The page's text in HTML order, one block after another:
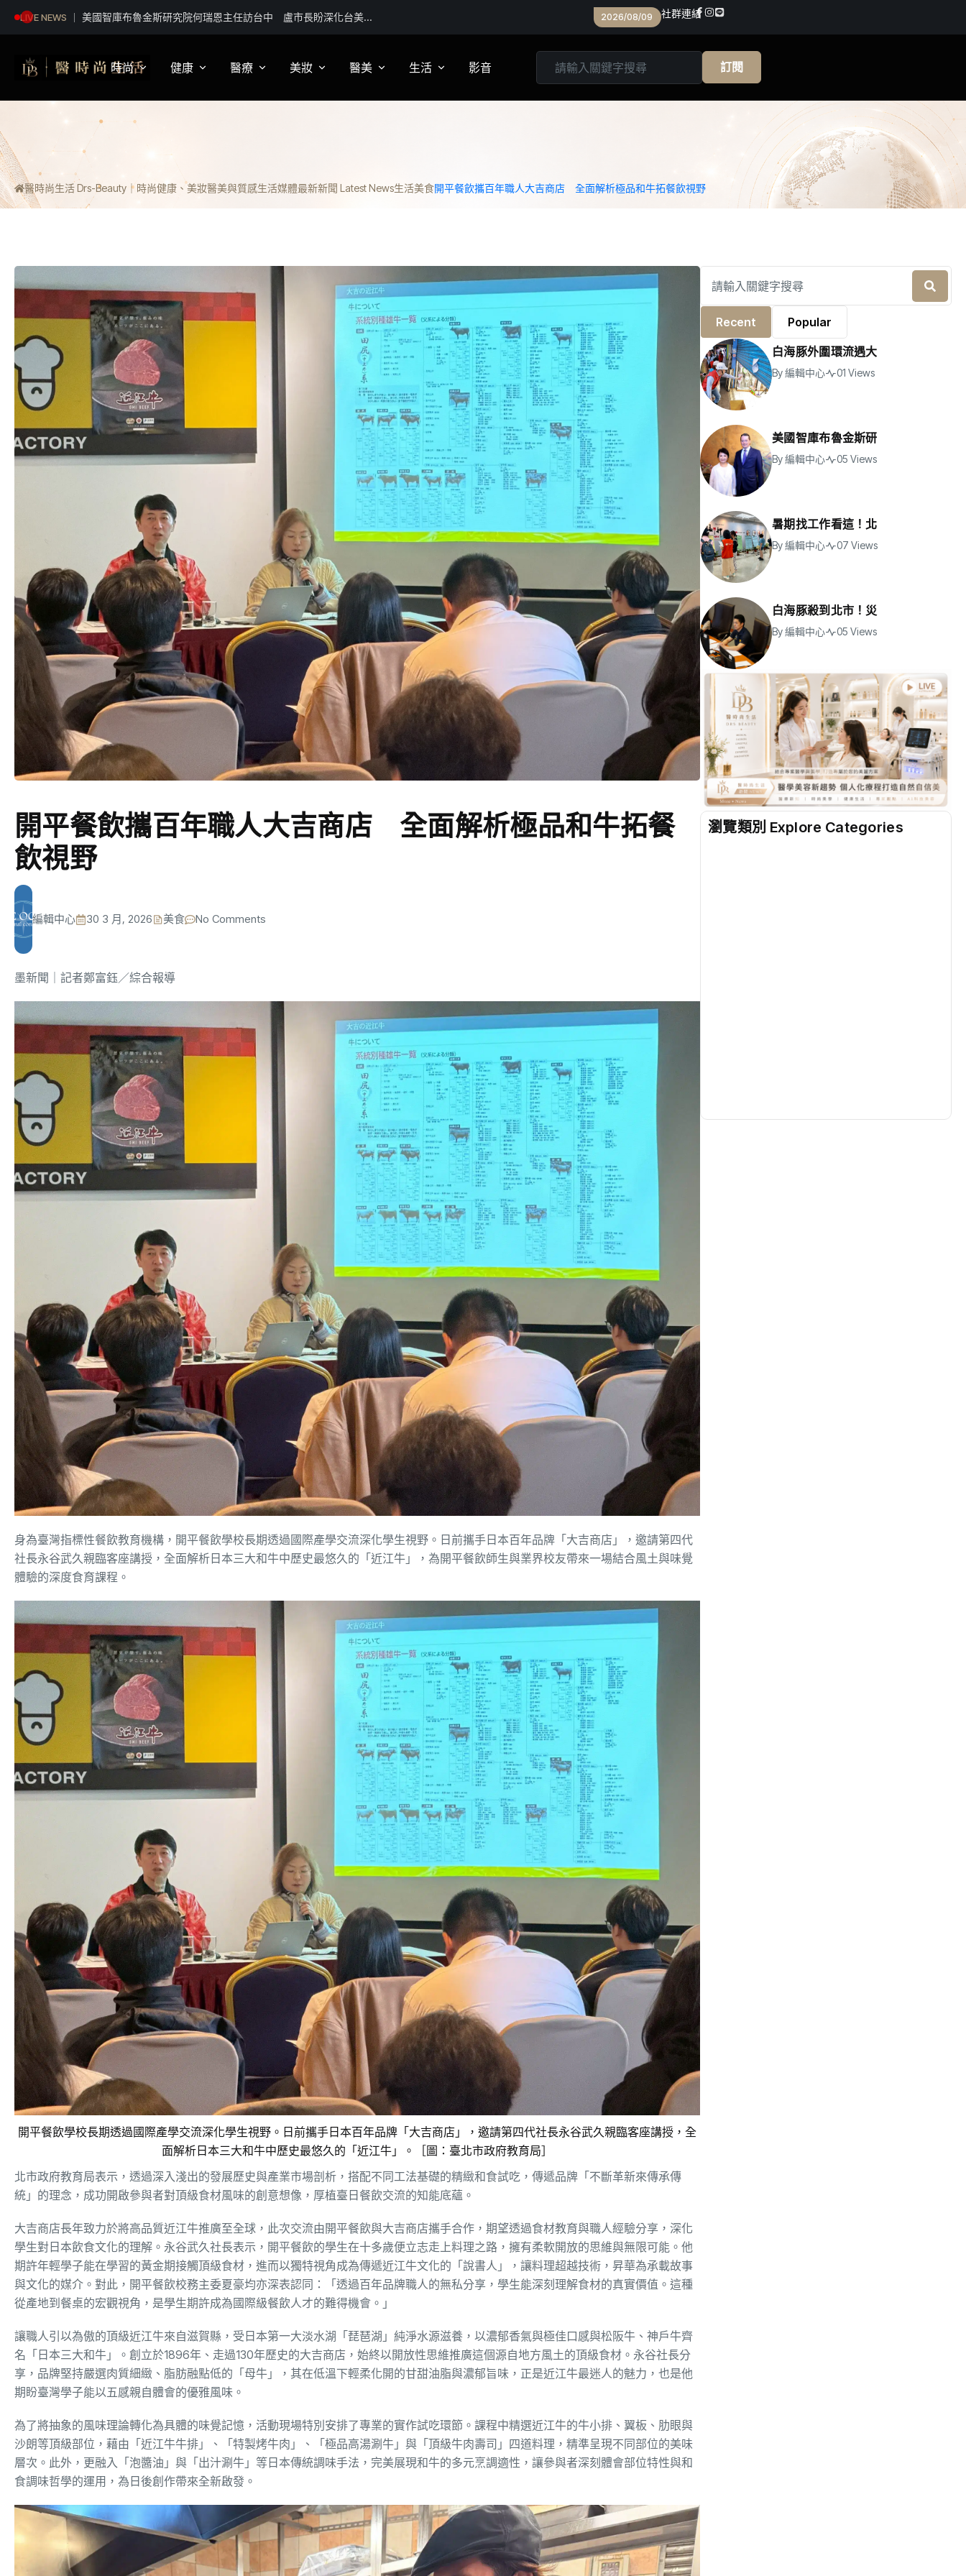
LIVE NEWS 暑期找工作看這！北市8/11起連4天徵才 逾580職缺最高6萬元 2026/08/09 社群連結
時尚
影視娛樂
潮流趨勢
流行文化
健康
營養
醫療
醫師訪談
美妝
專家建議
醫美
醫美實測
生活
旅遊
親子文教
影音 訂閱
醫時尚生活 Drs-Beauty｜時尚健康、美妝醫美與質感生活媒體最新新聞 Latest News生活美食開平餐飲攜百年職人大吉商店 全面解析極品和牛拓餐飲視野
開平餐飲攜百年職人大吉商店 全面解析極品和牛拓餐
飲視野
編輯中心 30 3 月, 2026 美食 No Comments
墨新聞 ｜記者鄭富鈺／綜合報導
身為臺灣指標性餐飲教育機構，開平餐飲學校長期透過國際產學交流深化學生視野。日前攜手日本百年品牌「大吉商店」，邀請第四代
社長永谷武久親臨客座講授，全面解析日本三大和牛中歷史最悠久的「近江牛」，為開平餐飲師生與業界校友帶來一場結合風土與味覺
體驗的深度食育課程。
開平餐飲學校長期透過國際產學交流深化學生視野。日前攜手日本百年品牌「大吉商店」，邀請第四代社長永谷武久親臨客座講授，全
面解析日本三大和牛中歷史最悠久的「近江牛」。［圖：臺北市政府教育局］
北市政府教育局表示，透過深入淺出的發展歷史與產業市場剖析，搭配不同工法基礎的精緻和食試吃，傳遞品牌「不斷革新來傳承傳
統」的理念，成功開啟參與者對頂級食材風味的創意想像，厚植臺日餐飲交流的知能底蘊。
大吉商店長年致力於將高品質近江牛推廣至全球，此次交流由開平餐飲與大吉商店攜手合作，期望透過食材教育與職人經驗分享，深化
學生對日本飲食文化的理解。永谷武久社長表示，開平餐飲的學生在十多歲便立志走上料理之路，擁有柔軟開放的思維與無限可能。他
期許年輕學子能在學習的黃金期接觸頂級食材，進而以獨特視角成為傳遞近江牛文化的「說書人」，讓料理超越技術，昇華為承載故事
與文化的媒介。對此，開平餐飲校務主委夏豪均亦深表認同：「透過百年品牌職人的無私分享，學生能深刻理解食材的真實價值。這種
從產地到餐桌的宏觀視角，是學生期許成為國際級餐飲人才的難得機會。」
讓職人引以為傲的頂級近江牛來自滋賀縣，受日本第一大淡水湖「琵琶湖」純淨水源滋養，以濃郁香氣與極佳口感與松阪牛、神戶牛齊
名「日本三大和牛」。創立於1896年、走過130年歷史的大吉商店，始終以開放性思維推廣這個源自地方風土的頂級食材。永谷社長分
享，品牌堅持嚴選肉質細緻、脂肪融點低的「母牛」，其在低溫下輕柔化開的甘甜油脂與濃郁旨味，正是近江牛最迷人的魅力，也是他
期盼臺灣學子能以五感親自體會的優雅風味。
為了將抽象的風味理論轉化為具體的味覺記憶，活動現場特別安排了專業的實作試吃環節。課程中精選近江牛的牛小排、翼板、肋眼與
沙朗等頂級部位，藉由「近江牛牛排」、「特製烤牛肉」、「極品高湯涮牛」與「頂級牛肉壽司」四道料理，精準呈現不同部位的美味
層次。此外，更融入「泡醬油」與「出汁涮牛」等日本傳統調味手法，完美展現和牛的多元烹調適性，讓參與者深刻體會部位特性與和
食調味哲學的運用，為日後創作帶來全新啟發。
Recent Popular
白海豚外圍環流遇大
By編輯中心 01 Views
美國智庫布魯金斯研
By編輯中心 05 Views
暑期找工作看這！北
By編輯中心 07 Views
白海豚殺到北市！災
By編輯中心 05 Views
瀏覽類別 Explore Categories